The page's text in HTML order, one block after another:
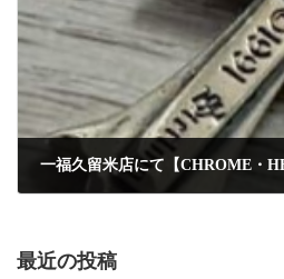
最近の投稿